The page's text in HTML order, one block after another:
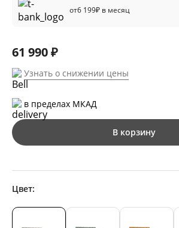
от6 199₽ в месяц
61 990 ₽
Узнать о снижении цены
в пределах МКАД
В корзину
Цвет: